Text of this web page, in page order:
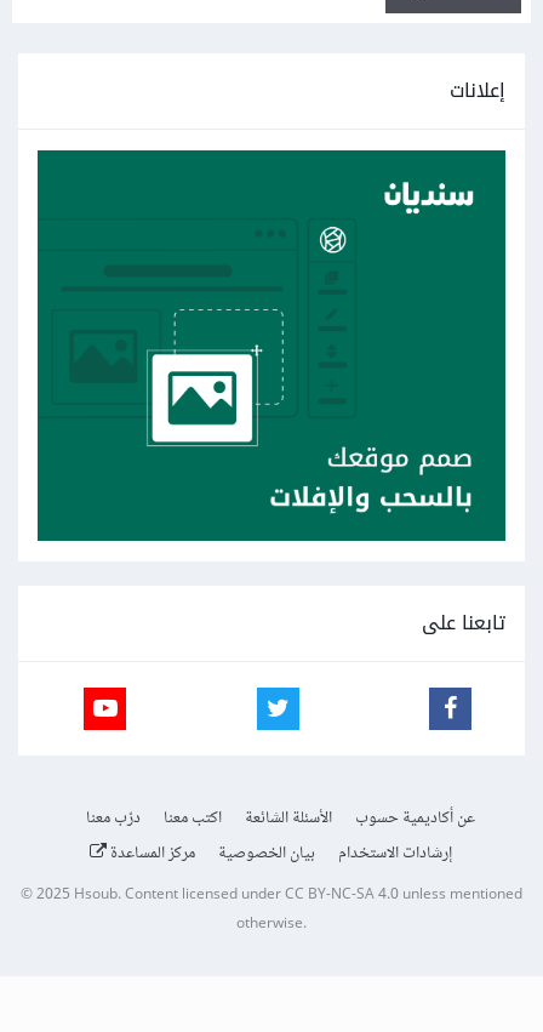
إعلانات
تابعنا على
عن أكاديمية حسوب الأسئلة الشائعة اكتب معنا
درّب معنا
إرشادات الاستخدام
بيان الخصوصية مركز المساعدة
© 2025 Hsoub.Content licensed underCC BY-NC-SA 4.0unless mentioned
otherwise.